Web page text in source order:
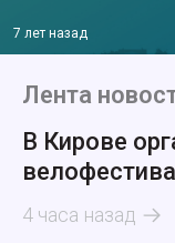
7 лет назад
Лента
В Кирове
4 часа назад